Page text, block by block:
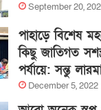
September 20,
পাহাড়ে বিশেষ
কিছু জাতিগত
পর্যায়ে: সন্তু
December 5, 2022